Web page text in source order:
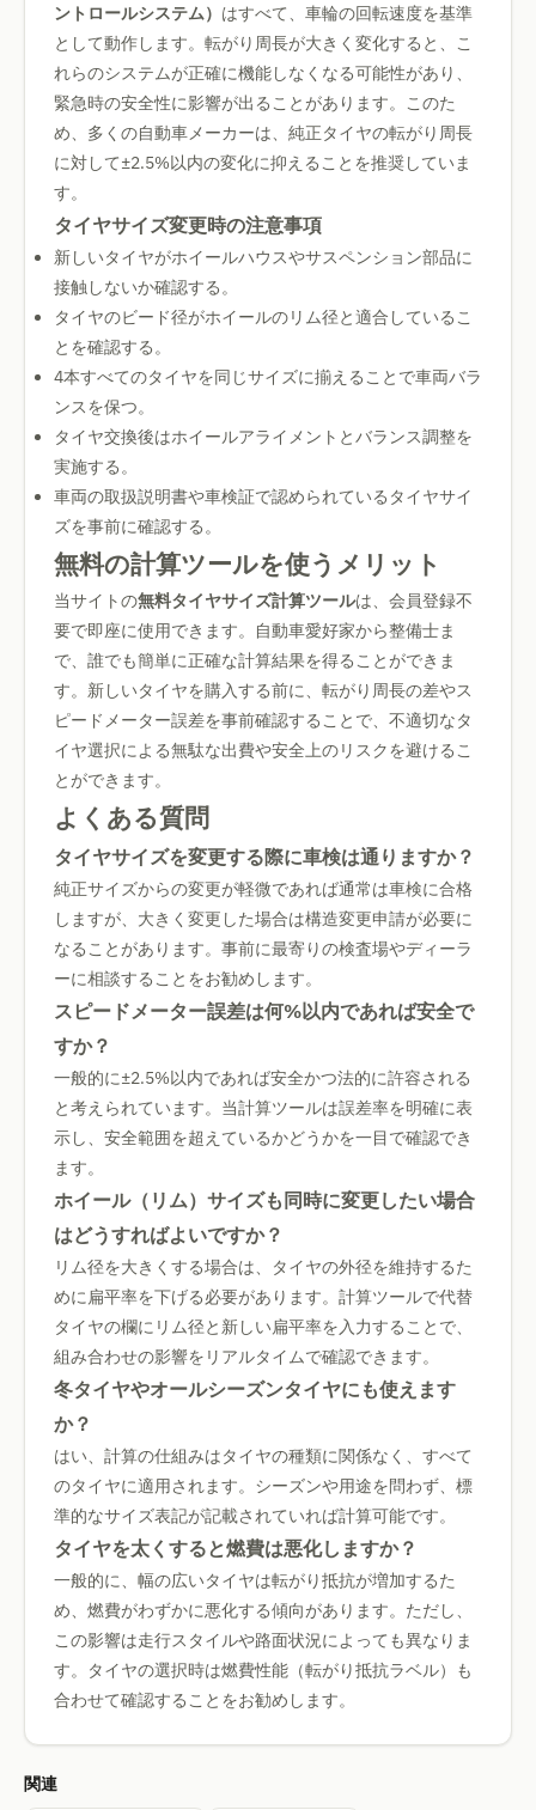
ントロールシステム） はすべて、車輪の回転速度を基準
として動作します。転がり周長が大きく変化すると、こ
れらのシステムが正確に機能しなくなる可能性があり、
緊急時の安全性に影響が出ることがあります。このた
め、多くの自動車メーカーは、純正タイヤの転がり周長
に対して±2.5%以内の変化に抑えることを推奨していま
す。
タイヤサイズ変更時の注意事項
新しいタイヤがホイールハウスやサスペンション部品に
接触しないか確認する。
タイヤのビード径がホイールのリム径と適合しているこ
とを確認する。
4本すべてのタイヤを同じサイズに揃えることで車両バラ
ンスを保つ。
タイヤ交換後はホイールアライメントとバランス調整を
実施する。
車両の取扱説明書や車検証で認められているタイヤサイ
ズを事前に確認する。
無料の計算ツールを使うメリット
当サイトの無料タイヤサイズ計算ツールは、会員登録不
要で即座に使用できます。自動車愛好家から整備士ま
で、誰でも簡単に正確な計算結果を得ることができま
す。新しいタイヤを購入する前に、転がり周長の差やス
ピードメーター誤差を事前確認することで、不適切なタ
イヤ選択による無駄な出費や安全上のリスクを避けるこ
とができます。
よくある質問
タイヤサイズを変更する際に車検は通りますか？
純正サイズからの変更が軽微であれば通常は車検に合格
しますが、大きく変更した場合は構造変更申請が必要に
なることがあります。事前に最寄りの検査場やディーラ
ーに相談することをお勧めします。
スピードメーター誤差は何%以内であれば安全で
すか？
一般的に±2.5%以内であれば安全かつ法的に許容される
と考えられています。当計算ツールは誤差率を明確に表
示し、安全範囲を超えているかどうかを一目で確認でき
ます。
ホイール（リム）サイズも同時に変更したい場合
はどうすればよいですか？
リム径を大きくする場合は、タイヤの外径を維持するた
めに扁平率を下げる必要があります。計算ツールで代替
タイヤの欄にリム径と新しい扁平率を入力することで、
組み合わせの影響をリアルタイムで確認できます。
冬タイヤやオールシーズンタイヤにも使えます
か？
はい、計算の仕組みはタイヤの種類に関係なく、すべて
のタイヤに適用されます。シーズンや用途を問わず、標
準的なサイズ表記が記載されていれば計算可能です。
タイヤを太くすると燃費は悪化しますか？
一般的に、幅の広いタイヤは転がり抵抗が増加するた
め、燃費がわずかに悪化する傾向があります。ただし、
この影響は走行スタイルや路面状況によっても異なりま
す。タイヤの選択時は燃費性能（転がり抵抗ラベル）も
合わせて確認することをお勧めします。
関連